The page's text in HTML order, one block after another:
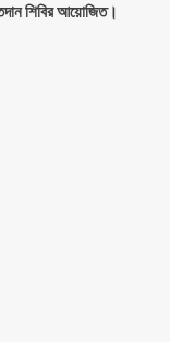
শিবির আয়োজিত।